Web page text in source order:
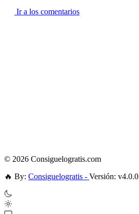
Ir a los comentarios
© 2026 Consiguelogratis.com
🔥 By: Consiguelogratis - Versión: v4.0.0